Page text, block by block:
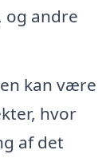
og andre
kan være
hvor
af det